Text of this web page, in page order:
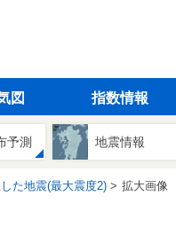
図 指数情報
予測 地震情報
た地震(最大震度2) 拡大画像